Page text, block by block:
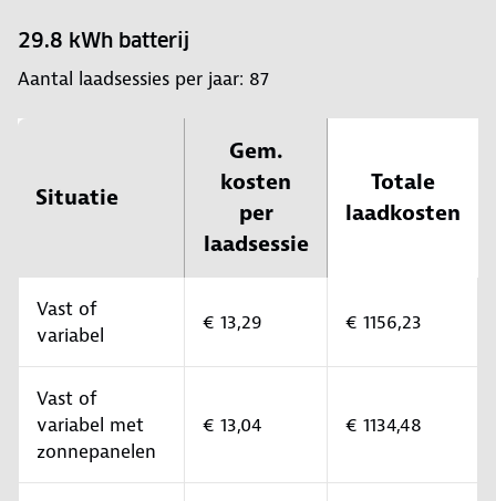
29.8 kWh batterij
Aantal laadsessies per jaar: 87
Situatie
Gem.
kosten
per
laadsessie
Totale
laadkosten
Vast of
variabel
€ 13,29 € 1156,23
Vast of
variabel met
zonnepanelen
€ 13,04 € 1134,48